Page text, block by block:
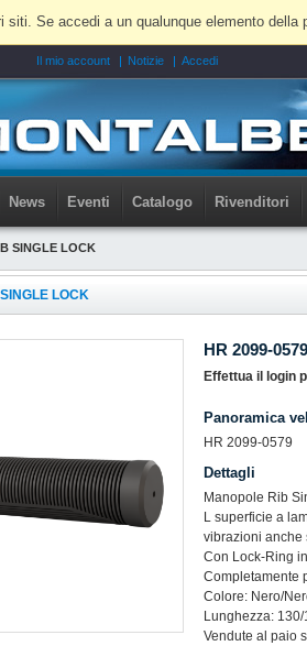
Se accedi a un qualunque elemento della
Il mio account Notizie Accedi
News Eventi Catalogo Rivenditori
SINGLE LOCK
LOCK
HR 2099-
Effettua il login
Panoramica
HR 2099-0579
Dettagli
Manopole Rib
L superficie a
vibrazioni anche
Con Lock-Ring
Completamente
Colore: Nero/
Lunghezza:
Vendute al paio